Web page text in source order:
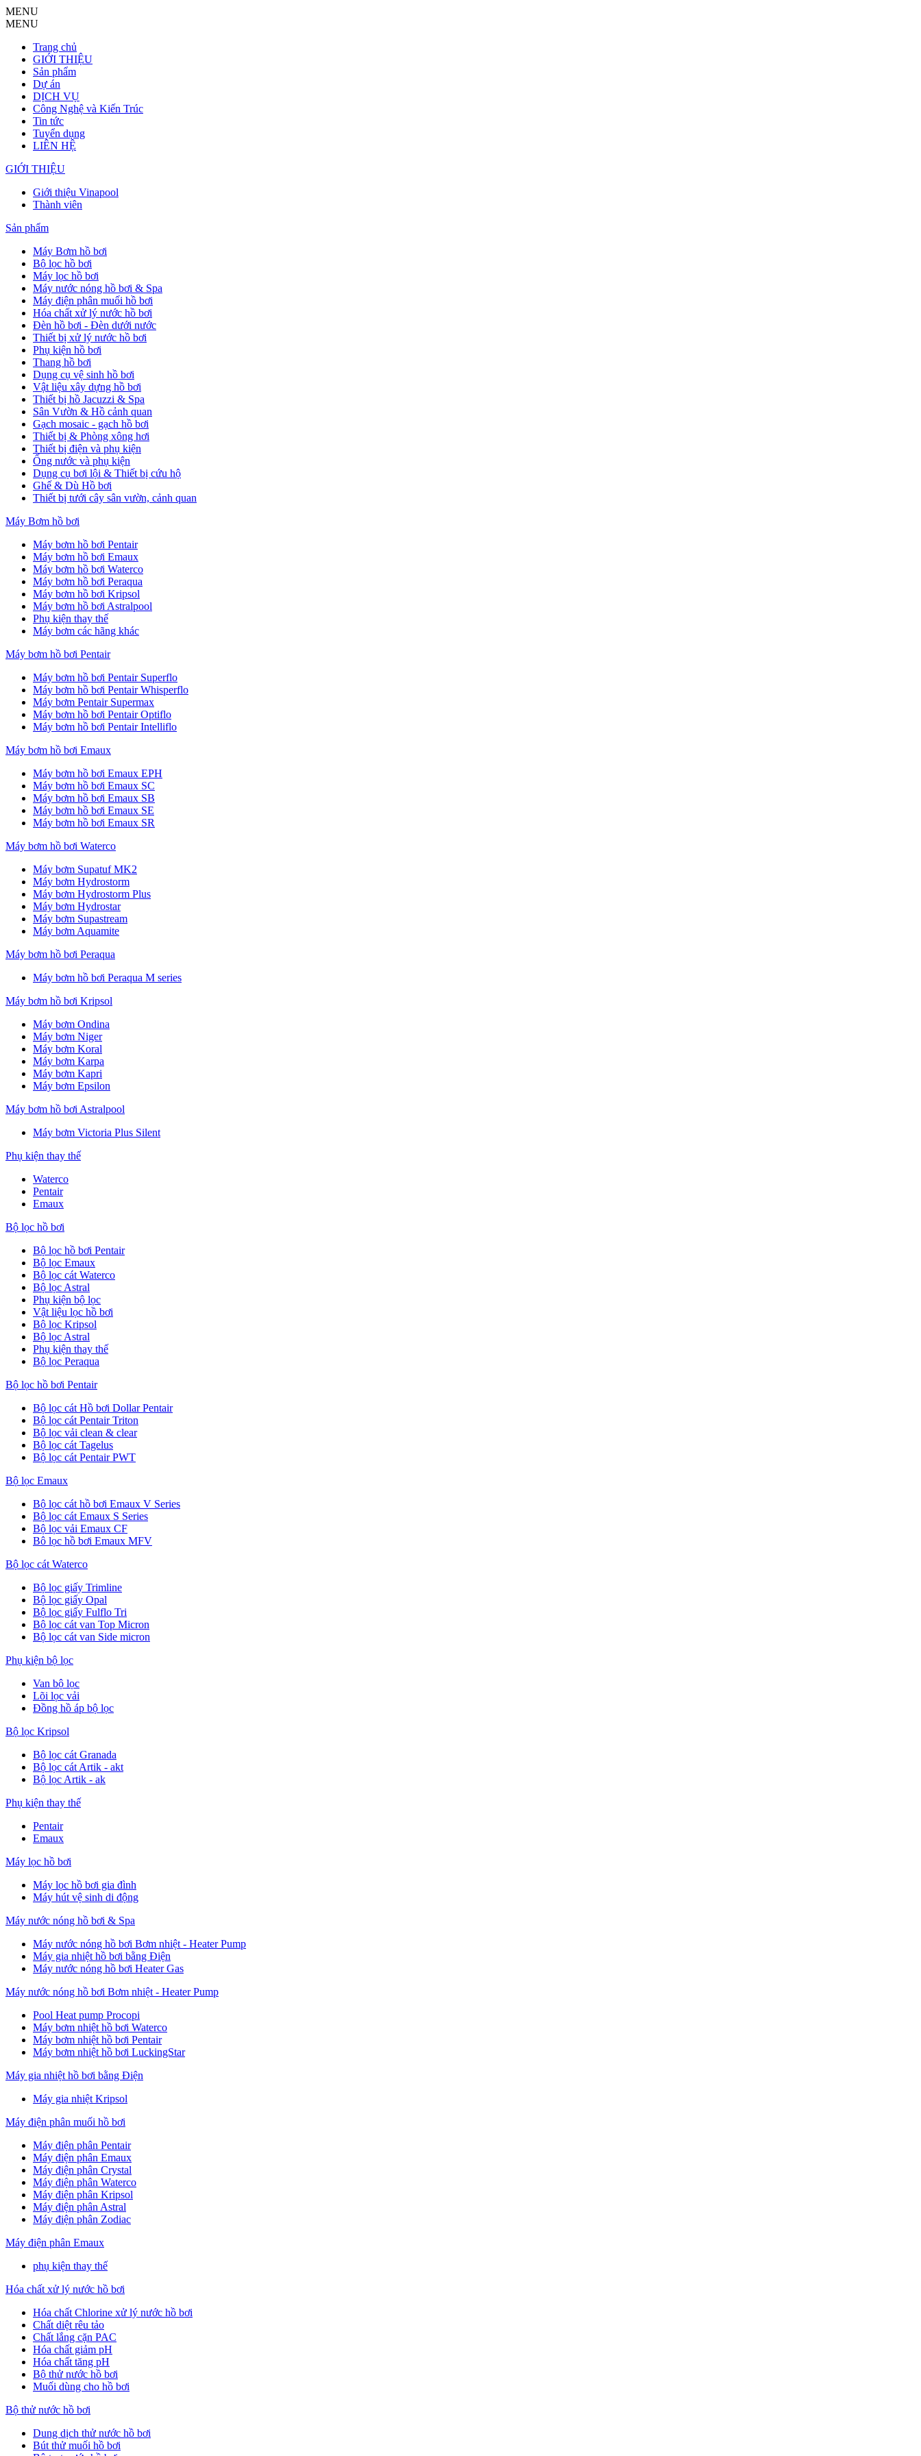
MENU
MENU
Trang chủ
GIỚI THIỆU
Sản phẩm
Dự án
DỊCH VỤ
Công Nghệ và Kiến Trúc
Tin tức
Tuyển dụng
LIÊN HỆ
GIỚI THIỆU
Giới thiệu Vinapool
Thành viên
Sản phẩm
Máy Bơm hồ bơi
Bộ lọc hồ bơi
Máy lọc hồ bơi
Máy nước nóng hồ bơi & Spa
Máy điện phân muối hồ bơi
Hóa chất xử lý nước hồ bơi
Đèn hồ bơi - Đèn dưới nước
Thiết bị xử lý nước hồ bơi
Phụ kiện hồ bơi
Thang hồ bơi
Dụng cụ vệ sinh hồ bơi
Vật liệu xây dựng hồ bơi
Thiết bị hồ Jacuzzi & Spa
Sân Vườn & Hồ cảnh quan
Gạch mosaic - gạch hồ bơi
Thiết bị & Phòng xông hơi
Thiết bị điện và phụ kiện
Ống nước và phụ kiện
Dụng cụ bơi lội & Thiết bị cứu hộ
Ghế & Dù Hồ bơi
Thiết bị tưới cây sân vườn, cảnh quan
Máy Bơm hồ bơi
Máy bơm hồ bơi Pentair
Máy bơm hồ bơi Emaux
Máy bơm hồ bơi Waterco
Máy bơm hồ bơi Peraqua
Máy bơm hồ bơi Kripsol
Máy bơm hồ bơi Astralpool
Phụ kiện thay thế
Máy bơm các hãng khác
Máy bơm hồ bơi Pentair
Máy bơm hồ bơi Pentair Superflo
Máy bơm hồ bơi Pentair Whisperflo
Máy bơm Pentair Supermax
Máy bơm hồ bơi Pentair Optiflo
Máy bơm hồ bơi Pentair Intelliflo
Máy bơm hồ bơi Emaux
Máy bơm hồ bơi Emaux EPH
Máy bơm hồ bơi Emaux SC
Máy bơm hồ bơi Emaux SB
Máy bơm hồ bơi Emaux SE
Máy bơm hồ bơi Emaux SR
Máy bơm hồ bơi Waterco
Máy bơm Supatuf MK2
Máy bơm Hydrostorm
Máy bơm Hydrostorm Plus
Máy bơm Hydrostar
Máy bơm Supastream
Máy bơm Aquamite
Máy bơm hồ bơi Peraqua
Máy bơm hồ bơi Peraqua M series
Máy bơm hồ bơi Kripsol
Máy bơm Ondina
Máy bơm Niger
Máy bơm Koral
Máy bơm Karpa
Máy bơm Kapri
Máy bơm Epsilon
Máy bơm hồ bơi Astralpool
Máy bơm Victoria Plus Silent
Phụ kiện thay thế
Waterco
Pentair
Emaux
Bộ lọc hồ bơi
Bộ lọc hồ bơi Pentair
Bộ lọc Emaux
Bộ lọc cát Waterco
Bộ lọc Astral
Phụ kiện bộ lọc
Vật liệu lọc hồ bơi
Bộ lọc Kripsol
Bộ lọc Astral
Phụ kiện thay thế
Bộ lọc Peraqua
Bộ lọc hồ bơi Pentair
Bộ lọc cát Hồ bơi Dollar Pentair
Bộ lọc cát Pentair Triton
Bộ lọc vải clean & clear
Bộ lọc cát Tagelus
Bộ lọc cát Pentair PWT
Bộ lọc Emaux
Bộ lọc cát hồ bơi Emaux V Series
Bộ lọc cát Emaux S Series
Bộ lọc vải Emaux CF
Bô lọc hồ bơi Emaux MFV
Bộ lọc cát Waterco
Bộ lọc giấy Trimline
Bộ lọc giấy Opal
Bộ lọc giấy Fulflo Tri
Bộ lọc cát van Top Micron
Bộ lọc cát van Side micron
Phụ kiện bộ lọc
Van bộ lọc
Lõi lọc vải
Đồng hồ áp bộ lọc
Bộ lọc Kripsol
Bộ lọc cát Granada
Bộ lọc cát Artik - akt
Bộ lọc Artik - ak
Phụ kiện thay thế
Pentair
Emaux
Máy lọc hồ bơi
Máy lọc hồ bơi gia đình
Máy hút vệ sinh di động
Máy nước nóng hồ bơi & Spa
Máy nước nóng hồ bơi Bơm nhiệt - Heater Pump
Máy gia nhiệt hồ bơi bằng Điện
Máy nước nóng hồ bơi Heater Gas
Máy nước nóng hồ bơi Bơm nhiệt - Heater Pump
Pool Heat pump Procopi
Máy bơm nhiệt hồ bơi Waterco
Máy bơm nhiệt hồ bơi Pentair
Máy bơm nhiệt hồ bơi LuckingStar
Máy gia nhiệt hồ bơi bằng Điện
Máy gia nhiệt Kripsol
Máy điện phân muối hồ bơi
Máy điện phân Pentair
Máy điện phân Emaux
Máy điện phân Crystal
Máy điện phân Waterco
Máy điện phân Kripsol
Máy điện phân Astral
Máy điện phân Zodiac
Máy điện phân Emaux
phụ kiện thay thế
Hóa chất xử lý nước hồ bơi
Hóa chất Chlorine xử lý nước hồ bơi
Chất diệt rêu tảo
Chất lắng cặn PAC
Hóa chất giảm pH
Hóa chất tăng pH
Bộ thử nước hồ bơi
Muối dùng cho hồ bơi
Bộ thử nước hồ bơi
Dung dịch thử nước hồ bơi
Bút thử muối hồ bơi